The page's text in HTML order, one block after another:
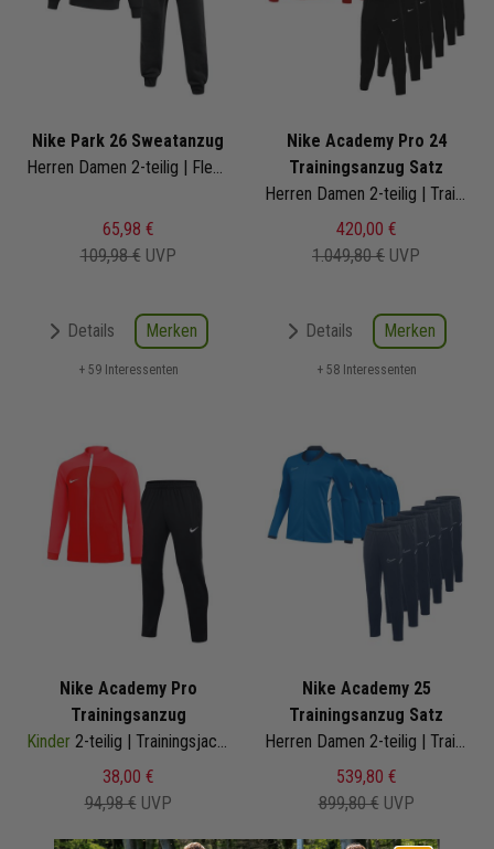
Nike Park 26 Sweatanzug
65,98 €
109,98 € UVP
Details Merken
+ 59 Interessenten
Nike Academy Pro 24
Trainingsanzug Satz
420,00 €
1.049,80 € UVP
Details Merken
+ 58 Interessenten
Nike Academy Pro
Trainingsanzug
Kinder 2-teilig | Trainingsjacke Trainingshose
38,00 €
94,98 € UVP
Nike Academy 25
Trainingsanzug Satz
Herren Damen 2-teilig | Trainingsjacke Trainingshose
539,80 €
899,80 € UVP